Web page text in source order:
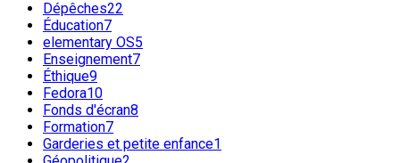
Dépêches22
Éducation7
elementary OS5
Enseignement7
Éthique9
Fedora10
Fonds d'écran8
Formation7
Garderies et petite enfance1